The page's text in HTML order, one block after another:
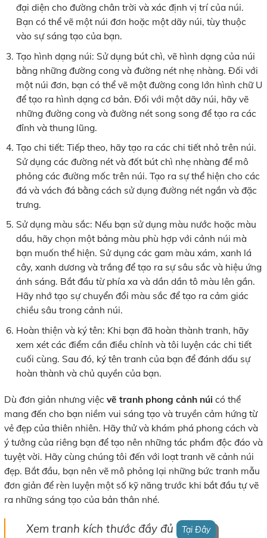
đại diện cho đường chân trời và xác định vị trí của núi.
Bạn có thể vẽ một núi đơn hoặc một dãy núi, tùy thuộc
vào sự sáng tạo của bạn.
Tạo hình dạng núi: Sử dụng bút chì, vẽ hình dạng của núi
bằng những đường cong và đường nét nhẹ nhàng. Đối với
một núi đơn, bạn có thể vẽ một đường cong lớn hình chữ U
để tạo ra hình dạng cơ bản. Đối với một dãy núi, hãy vẽ
những đường cong và đường nét song song để tạo ra các
đỉnh và thung lũng.
Tạo chi tiết: Tiếp theo, hãy tạo ra các chi tiết nhỏ trên núi.
Sử dụng các đường nét và đốt bút chì nhẹ nhàng để mô
phỏng các đường mốc trên núi. Tạo ra sự thể hiện cho các
đá và vách đá bằng cách sử dụng đường nét ngắn và đặc
trưng.
Sử dụng màu sắc: Nếu bạn sử dụng màu nước hoặc màu
dầu, hãy chọn một bảng màu phù hợp với cảnh núi mà
bạn muốn thể hiện. Sử dụng các gam màu xám, xanh lá
cây, xanh dương và trắng để tạo ra sự sâu sắc và hiệu ứng
ánh sáng. Bắt đầu từ phía xa và dần dần tô màu lên gần.
Hãy nhớ tạo sự chuyển đổi màu sắc để tạo ra cảm giác
chiều sâu trong cảnh núi.
Hoàn thiện và ký tên: Khi bạn đã hoàn thành tranh, hãy
xem xét các điểm cần điều chỉnh và tôi luyện các chi tiết
cuối cùng. Sau đó, ký tên tranh của bạn để đánh dấu sự
hoàn thành và chủ quyền của bạn.
Dù đơn giản nhưng việc vẽ tranh phong cảnh núi có thể
mang đến cho bạn niềm vui sáng tạo và truyền cảm hứng từ
vẻ đẹp của thiên nhiên. Hãy thử và khám phá phong cách và
ý tưởng của riêng bạn để tạo nên những tác phẩm độc đáo và
tuyệt vời. Hãy cùng chúng tôi đến với loạt tranh vẽ cảnh núi
đẹp. Bắt đầu, bạn nên vẽ mô phỏng lại những bức tranh mẫu
đơn giản để rèn luyện một số kỹ năng trước khi bắt đầu tự vẽ
ra những sáng tạo của bản thân nhé.
Xem tranh kích thước đầy đủ Tại Đây